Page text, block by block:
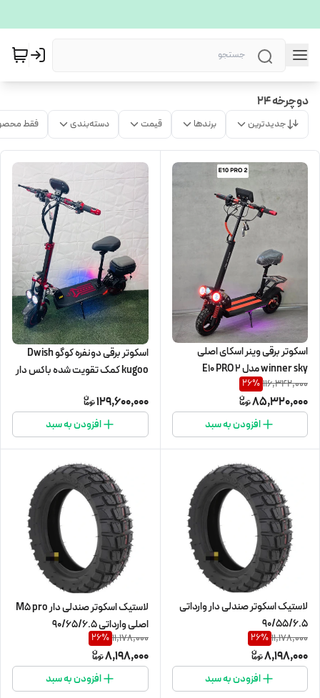
دوچرخه 24
جدیدترین برندها قیمت دسته‌بندی فقط
اسکوتر برقی وینر اسکای اصلی
winner sky مدل E10 PRO 2
116,342,000
26%
85,320,000
افزودن به سبد
اسکوتر برقی دونفره کوگو Dwish
kugoo کمک تقویت شده باکس دار
129,600,000
افزودن به سبد
لاستیک اسکوتر صندلی دار وارداتی
90/55/6.5
11,178,000
26%
8,198,000
افزودن به سبد
لاستیک اسکوتر صندلی دار M5 pro
اصلی وارداتی 90/65/6.5
11,178,000
26%
8,198,000
افزودن به سبد